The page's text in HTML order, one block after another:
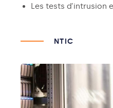
Les tests d’intrusion
NTIC